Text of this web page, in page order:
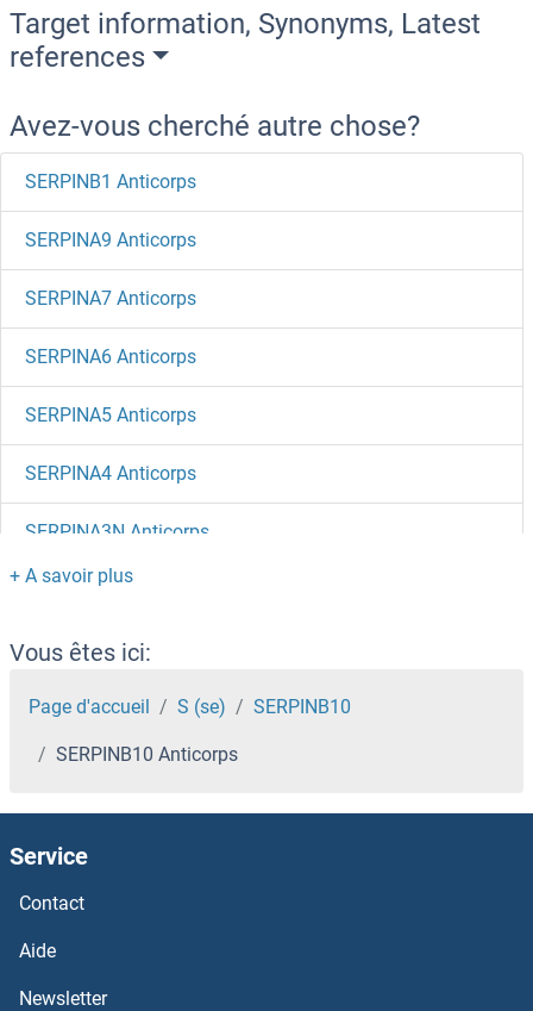
Target information, Synonyms, Latest
references
Avez-vous cherché autre chose?
SERPINB1 Anticorps
SERPINA9 Anticorps
SERPINA7 Anticorps
SERPINA6 Anticorps
SERPINA5 Anticorps
SERPINA4 Anticorps
SERPINA3N Anticorps
SERPINA3 Anticorps
SERPINA12 Anticorps
SERPINA11 Anticorps
SERPINA10 Anticorps
SERP1 Anticorps
Serotonin Receptor 6 Anticorps
Vous êtes ici:
Page d'accueil S (se) SERPINB10
SERPINB10 Anticorps
Service
Contact
Aide
Newsletter